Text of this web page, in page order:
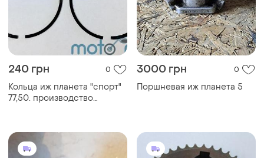
240 грн 0
Кольца иж планета "спорт"
77,50. производство
3000 грн 0
Поршневая иж планета 5